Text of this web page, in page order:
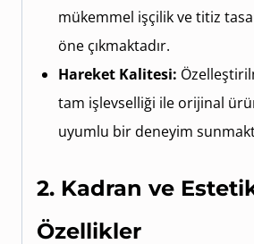
mükemmel işçilik ve titiz
öne çıkmaktadır.
Hareket Kalitesi:
tam işlevselliği ile orijinal
uyumlu bir deneyim
2. Kadran ve
Özellikler